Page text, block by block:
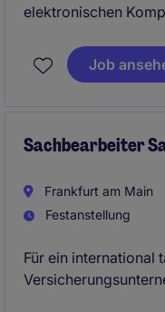
elektronischen
entwickeln und in
Umfeld arbeiten?
Job
Sachbearbeiter
Frankfurt am Main
Festanstellung
Für ein international